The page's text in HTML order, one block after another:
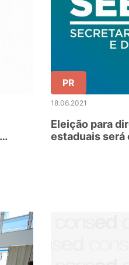
PR
18.06.2021
Eleição para
estaduais será